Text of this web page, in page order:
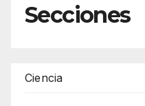
Secciones
Ciencia